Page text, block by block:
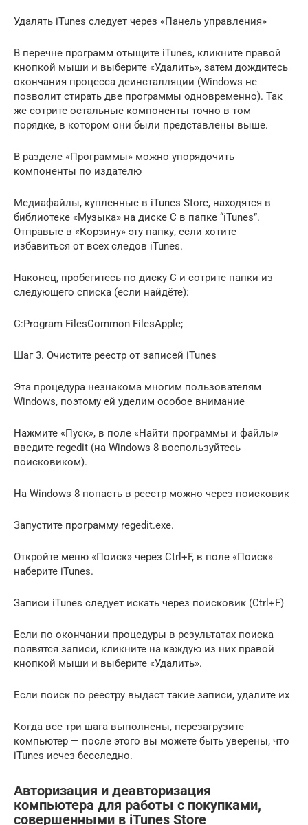
Удалять iTunes следует через «Панель управления»
В перечне программ отыщите iTunes, кликните правой
кнопкой мыши и выберите «Удалить», затем дождитесь
окончания процесса деинсталляции (Windows не
позволит стирать две программы одновременно). Так
же сотрите остальные компоненты точно в том
порядке, в котором они были представлены выше.
В разделе «Программы» можно упорядочить
компоненты по издателю
Медиафайлы, купленные в iTunes Store, находятся в
библиотеке «Музыка» на диске С в папке “iTunes”.
Отправьте в «Корзину» эту папку, если хотите
избавиться от всех следов iTunes.
Наконец, пробегитесь по диску С и сотрите папки из
следующего списка (если найдёте):
C:Program FilesCommon FilesApple;
Шаг 3. Очистите реестр от записей iTunes
Эта процедура незнакома многим пользователям
Windows, поэтому ей уделим особое внимание
Нажмите «Пуск», в поле «Найти программы и файлы»
введите regedit (на Windows 8 воспользуйтесь
поисковиком).
На Windows 8 попасть в реестр можно через поисковик
Запустите программу regedit.exe.
Откройте меню «Поиск» через Ctrl+F, в поле «Поиск»
наберите iTunes.
Записи iTunes следует искать через поисковик (Ctrl+F)
Если по окончании процедуры в результатах поиска
появятся записи, кликните на каждую из них правой
кнопкой мыши и выберите «Удалить».
Если поиск по реестру выдаст такие записи, удалите их
Когда все три шага выполнены, перезагрузите
компьютер — после этого вы можете быть уверены, что
iTunes исчез бесследно.
Авторизация и деавторизация
компьютера для работы с покупками,
совершенными в iTunes Store